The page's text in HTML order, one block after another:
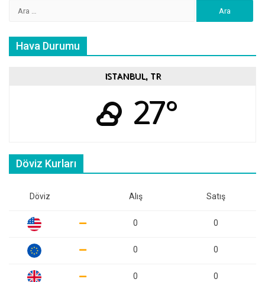
Hava Durumu
ISTANBUL, TR
27°
Döviz Kurları
Döviz Alış Satış
0 0
0 0
0 0